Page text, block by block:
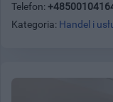
Telefon:
Kategoria: Handel i